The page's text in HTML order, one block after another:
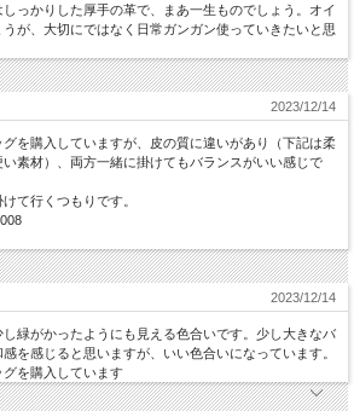
っかりした厚手の革で、まあ一生ものでしょう。オイ
が、大切にではなく日常ガンガン使っていきたいと思
2023/12/14
を購入していますが、皮の質に違いがあり（下記は柔
素材）、両方一緒に掛けてもバランスがいい感じで
て行くつもりです。
2023/12/14
緑がかったようにも見える色合いです。少し大きなバ
を感じると思いますが、いい色合いになっています。
を購入しています